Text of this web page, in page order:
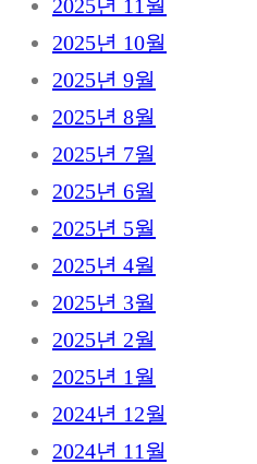
2025년 11월
2025년 10월
2025년 9월
2025년 8월
2025년 7월
2025년 6월
2025년 5월
2025년 4월
2025년 3월
2025년 2월
2025년 1월
2024년 12월
2024년 11월